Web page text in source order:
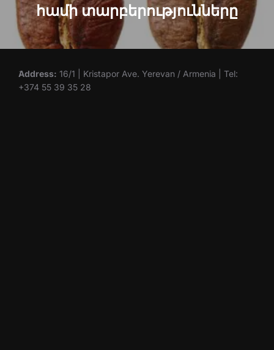
համի տարբերությունները
Address: 16/1 | Kristapor Ave. Yerevan / Armenia | Tel:
+374 55 39 35 28